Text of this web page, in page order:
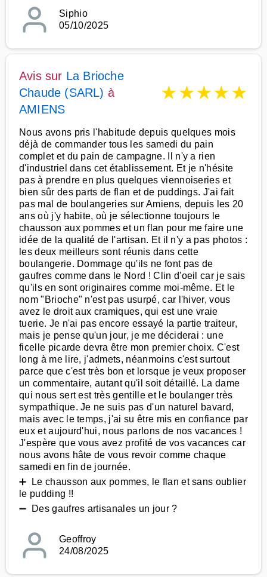
Siphio
05/10/2025
Avis sur La Brioche
Chaude (SARL) à
AMIENS
★★★★★
Nous avons pris l'habitude depuis quelques mois
déjà de commander tous les samedi du pain
complet et du pain de campagne. Il n'y a rien
d'industriel dans cet établissement. Et je n'hésite
pas à prendre en plus quelques viennoiseries et
bien sûr des parts de flan et de puddings. J'ai fait
pas mal de boulangeries sur Amiens, depuis les 20
ans où j'y habite, où je sélectionne toujours le
chausson aux pommes et un flan pour me faire une
idée de la qualité de l'artisan. Et il n'y a pas photos :
les deux meilleurs sont réunis dans cette
boulangerie. Dommage qu'ils ne font pas de
gaufres comme dans le Nord ! Clin d'oeil car je sais
qu'ils en sont originaires comme moi-même. Et le
nom "Brioche" n'est pas usurpé, car l'hiver, vous
avez le droit aux cramiques, qui est une vraie
tuerie. Je n'ai pas encore essayé la partie traiteur,
mais je pense qu'un jour, je me déciderai : une
ficelle picarde devra être mon premier choix. C'est
long à me lire, j'admets, néanmoins c'est surtout
parce que c'est très bon et lorsque je veux proposer
un commentaire, autant qu'il soit détaillé. La dame
qui nous sert est très gentille et le boulanger très
sympathique. Je ne suis pas d'un naturel bavard,
mais avec le temps, j'ai su être mis en confiance par
eux et aujourd'hui, nous parlons de nos vacances !
J'espère que vous avez profité de vos vacances car
nous avons hâte de vous revoir comme chaque
samedi en fin de journée.
➕ Le chausson aux pommes, le flan et sans oublier
le pudding !!
➖ Des gaufres artisanales un jour ?
Geoffroy
24/08/2025